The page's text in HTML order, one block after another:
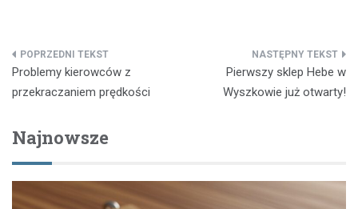
Nawigacja
wpisu
Problemy kierowców z
przekraczaniem prędkości
Pierwszy sklep Hebe w
Wyszkowie już otwarty!
Najnowsze